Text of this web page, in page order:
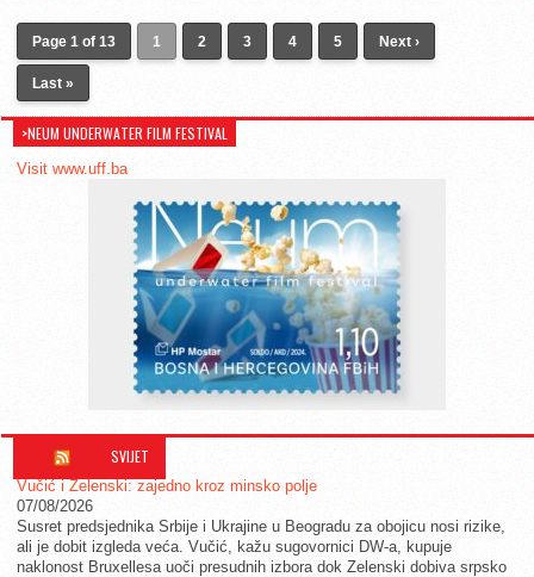
Page 1 of 13 1 2 3 4 5 Next ›
Last »
>NEUM UNDERWATER FILM FESTIVAL
Visit www.uff.ba
SVIJET
Vučić i Zelenski: zajedno kroz minsko polje
07/08/2026
Susret predsjednika Srbije i Ukrajine u Beogradu za obojicu nosi rizike,
ali je dobit izgleda veća. Vučić, kažu sugovornici DW-a, kupuje
naklonost Bruxellesa uoči presudnih izbora dok Zelenski dobiva srpsko